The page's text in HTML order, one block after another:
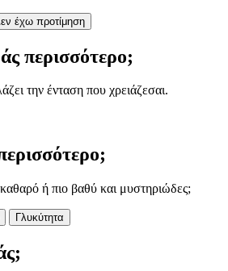
έχω προτίμηση
περισσότερο;
την ένταση που χρειάζεσαι.
ή πιο βαθύ και μυστηριώδες;
Γλυκύτητα